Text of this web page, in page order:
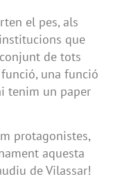
el pes, als
que
de tots
una funció
tenim un paper
protagonistes,
aquesta
de Vilassar!